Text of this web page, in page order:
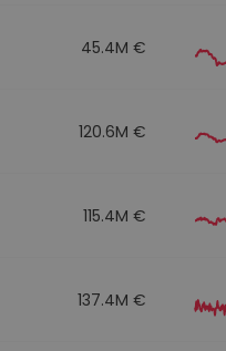
45.4M €
120.6M €
115.4M €
137.4M €